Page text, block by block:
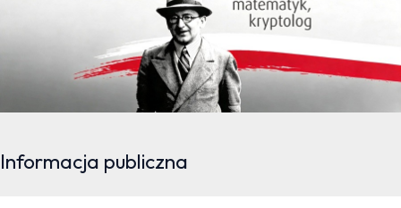
Informacja publiczna